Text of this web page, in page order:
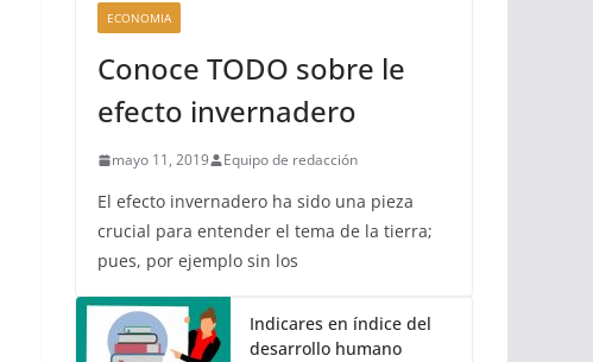
ECONOMIA
Conoce TODO sobre le
efecto invernadero
mayo 11, 2019 Equipo de redacción
El efecto invernadero ha sido una pieza
crucial para entender el tema de la tierra;
pues, por ejemplo sin los
Indicares en índice del
desarrollo humano